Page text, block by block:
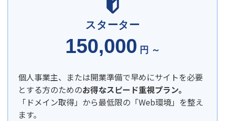
スターター
150,000 円 ～
個人事業主、または開業準備で早めにサイトを必要
とする方のためのお得なスピード重視プラン。
「ドメイン取得」から最低限の「Web環境」を整え
ます。